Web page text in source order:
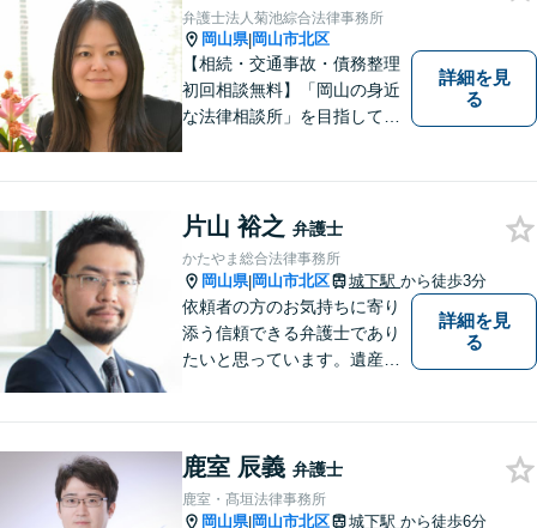
弁護士法人菊池綜合法律事務所
岡山県|岡山市北区
【相続・交通事故・債務整理
初回相談無料】「岡山の身近
な法律相談所」を目指してい
んなささいなことでも構いま
せん。お気軽にご相談くださ
い。【土曜日も受付可能】
【専用駐車場あり】
詳細を見
る
片山 裕之 弁護士
かたやま総合法律事務所
岡山県|岡山市北区 城下駅 から徒歩3分
依頼者の方のお気持ちに寄り
添う信頼できる弁護士であり
たいと思っています。遺産分
にご相談ください。
詳細を見
る
鹿室 辰義 弁護士
鹿室・髙垣法律事務所
岡山県|岡山市北区 城下駅 から徒歩6分